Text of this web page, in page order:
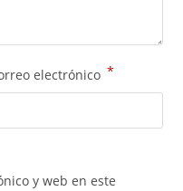
electrónico *
y web en este